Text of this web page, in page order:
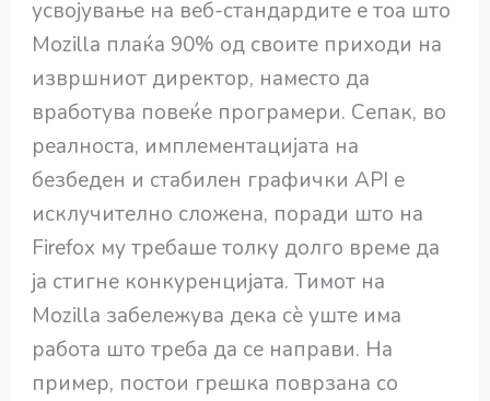
усвојување на веб-стандардите е тоа што
Mozilla плаќа 90% од своите приходи на
извршниот директор, наместо да
вработува повеќе програмери. Сепак, во
реалноста, имплементацијата на
безбеден и стабилен графички API е
исклучително сложена, поради што на
Firefox му требаше толку долго време да
ја стигне конкуренцијата. Тимот на
Mozilla забележува дека сè уште има
работа што треба да се направи. На
пример, постои грешка поврзана со